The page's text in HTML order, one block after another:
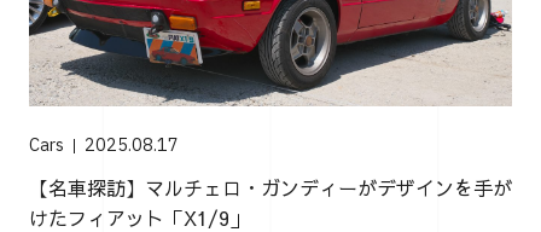
Cars 2025.08.17
【名車探訪】マルチェロ・ガンディーがデザインを手が
けたフィアット「X1/9」